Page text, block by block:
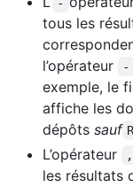
tous les
l’opérateur
-
exemple, le
affiche les
dépôts sauf
L’opérateur
,
les résultats